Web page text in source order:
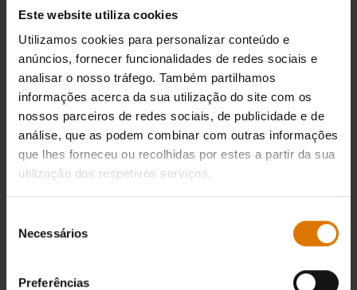
Este website utiliza cookies
Utilizamos cookies para personalizar conteúdo e
anúncios, fornecer funcionalidades de redes sociais e
analisar o nosso tráfego. Também partilhamos
informações acerca da sua utilização do site com os
nossos parceiros de redes sociais, de publicidade e de
análise, que as podem combinar com outras informações
que lhes forneceu ou recolhidas por estes a partir da sua
utilização dos respetivos serviços.
Necessários
Preferências